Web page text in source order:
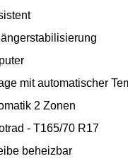
mit automatischer
2 Zonen
- T165/70 R17
beheizbar